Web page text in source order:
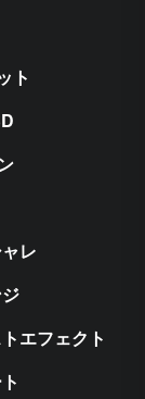
ト
レ
エフェクト